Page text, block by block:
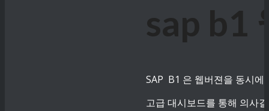
sap b1
SAP B1 은 웹버젼을 동시에
고급 대시보드를 통해 의사